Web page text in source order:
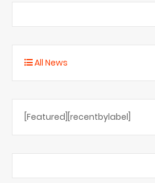
All News
[Featured][recentbylabel]